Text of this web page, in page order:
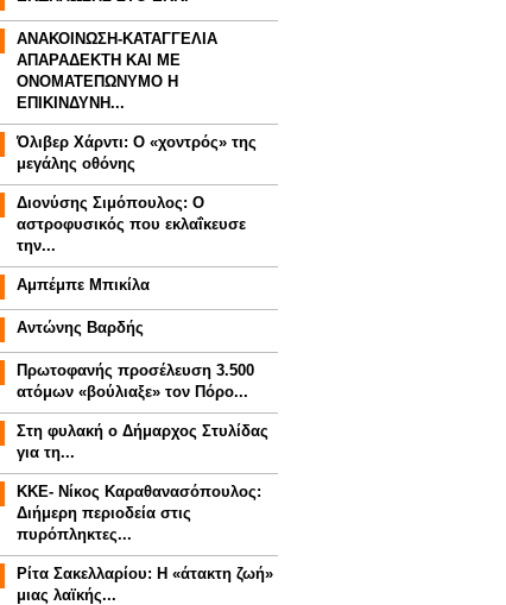
ΑΝΑΚΟΙΝΩΣΗ-ΚΑΤΑΓΓΕΛΙΑ
ΑΠΑΡΑΔΕΚΤΗ ΚΑΙ ΜΕ
ΟΝΟΜΑΤΕΠΩΝΥΜΟ Η
ΕΠΙΚΙΝΔΥΝΗ...
Όλιβερ Χάρντι: Ο «χοντρός» της
μεγάλης οθόνης
Διονύσης Σιμόπουλος: Ο
αστροφυσικός που εκλαΐκευσε
την...
Αμπέμπε Μπικίλα
Αντώνης Βαρδής
Πρωτοφανής προσέλευση 3.500
ατόμων «βούλιαξε» τον Πόρο...
Στη φυλακή ο Δήμαρχος Στυλίδας
για τη...
ΚΚΕ- Νίκος Καραθανασόπουλος:
Διήμερη περιοδεία στις
πυρόπληκτες...
Ρίτα Σακελλαρίου: Η «άτακτη ζωή»
μιας λαϊκής...